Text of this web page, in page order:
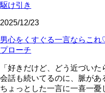
駆け引き
2025/12/23
男心をくすぐる一言ならこ
プローチ
「好きだけど、どう近づい
会話も続いてるのに、脈があ
ちょっとした一言に一喜一